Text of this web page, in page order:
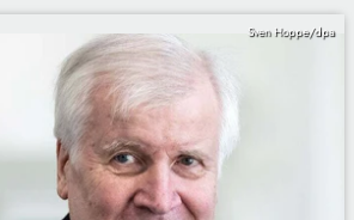
Sven Hoppe/dpa